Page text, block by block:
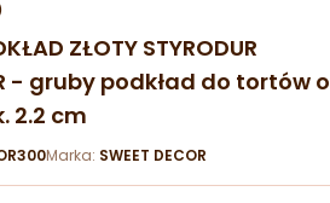
ZŁOTY STYRODUR
- gruby podkład do tortów o
2.2 cm
Marka: SWEET DECOR